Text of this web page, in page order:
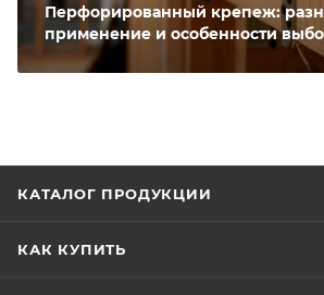
Перфорированный крепеж:
применение и особенности
КАТАЛОГ ПРОДУКЦИИ
КАК КУПИТЬ